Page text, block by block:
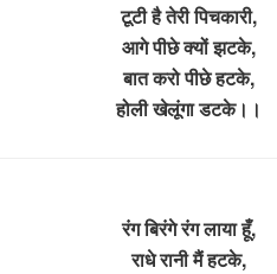
टूटी है तेरी पिचकारी,
आगे पीछे क्यों झटके,
बात करो पीछे हटके,
होली खेलूंगा डटके।।
रंग बिरंगे रंग लाया हूँ,
राधे रानी मैं हटके,